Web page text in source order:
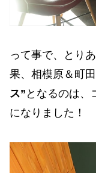
って事で、とり
果、相模原＆町
ス” となるのは、
になりました！